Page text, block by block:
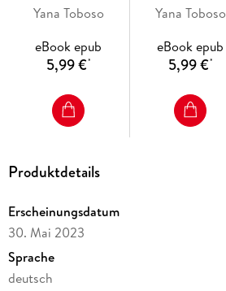
Yana Toboso
eBook epub
5,99 €*
Yana Toboso
eBook epub
5,99 €*
Produktdetails
Erscheinungsdatum
30. Mai 2023
Sprache
deutsch